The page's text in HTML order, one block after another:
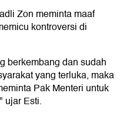
Zon meminta maaf
kontroversi di
berkembang dan sudah
yang terluka, maka
Pak Menteri untuk
ujar Esti.